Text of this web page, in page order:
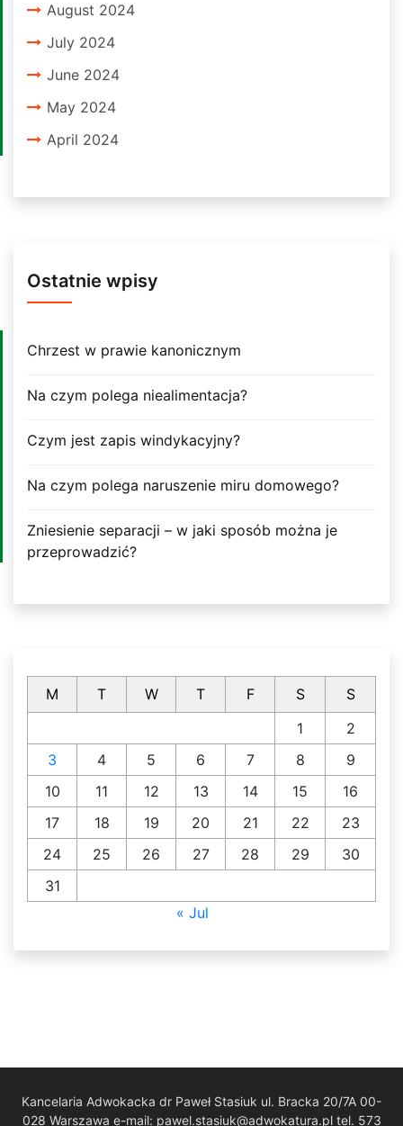
August 2024
July 2024
June 2024
May 2024
April 2024
Ostatnie wpisy
Chrzest w prawie kanonicznym
Na czym polega niealimentacja?
Czym jest zapis windykacyjny?
Na czym polega naruszenie miru domowego?
Zniesienie separacji – w jaki sposób można je
przeprowadzić?
M T W T F S
S
1
2
3
4 5 6 7 8
9
10
11 12 13 14 15
16
17
18 19 20 21 22
23
24
25 26 27 28 29
30
31
« Jul
Kancelaria Adwokacka dr Paweł Stasiuk ul. Bracka 20/7A 00-
028 Warszawa e-mail: pawel.stasiuk@adwokatura.pl tel. 573